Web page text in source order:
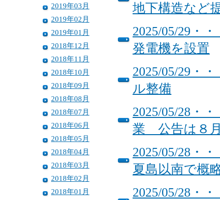
2019年03月
2019年02月
2019年01月
2018年12月
2018年11月
2018年10月
2018年09月
2018年08月
2018年07月
2018年06月
2018年05月
2018年04月
2018年03月
2018年02月
2018年01月
地下構造など
2025/05/29・
発電機を設置
2025/05/29・
ル整備
2025/05/28・
業 公告は８
2025/05/28・
夏島以南で概
2025/05/28・